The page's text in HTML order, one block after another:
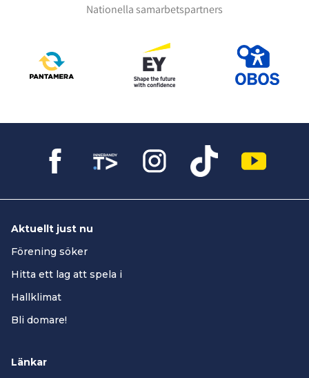
Nationella samarbetspartners
Aktuellt just nu
Förening söker
Hitta ett lag att spela i
Hallklimat
Bli domare!
Länkar